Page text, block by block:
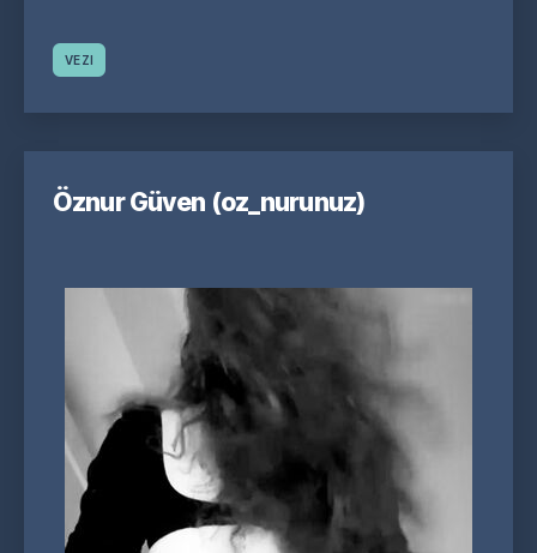
VEZI
Öznur Güven (oz_nurunuz)